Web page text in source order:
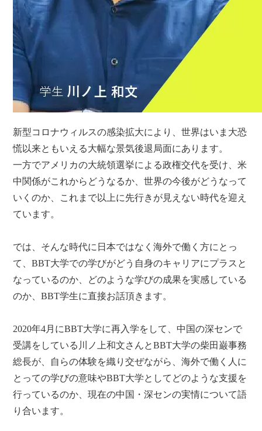
新型コロナウィルスの感染拡大により、世界はいま大恐
慌以来ともいえる大幅な景気後退局面にあります。
一方でアメリカの大統領選挙による政権交代を受け、米
中関係がこれからどうなるか、世界の今後がどうなって
いくのか、これまで以上に先行きが見えない時代を迎え
ています。
では、そんな時代に日本ではなく海外で働く方にとっ
て、BBT大学での学びがどう自身のキャリアにプラスと
なっているのか、どのような学びの成果を実感している
のか、BBT学生に直接お話頂きます。
2020年4月にBBT大学に再入学をして、中国の深センで
受講をしている川ノ上和文さんとBBT大学の柴田巌事務
総長が、自らの体験を織り交ぜながら、海外で働く人に
とっての学びの意味やBBT大学としてどのような支援を
行っているのか、現在の中国・深センの実情について語
り合います。